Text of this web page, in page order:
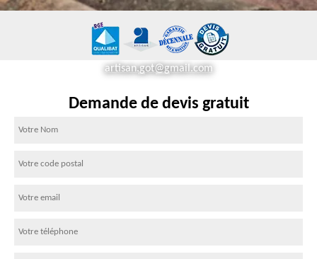
artisan.got@gmail.com
Demande de devis gratuit